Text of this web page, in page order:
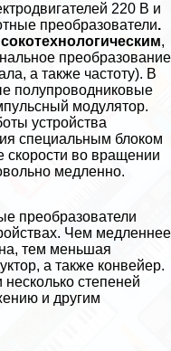
220 В и
преобразователи.
,
преобразование
а также частоту). В
полупроводниковые
модулятор.
устройства
специальным блоком
скорости во вращении
медленно.
преобразователи
Чем медленнее
тем меньшая
а также конвейер.
степеней
и другим